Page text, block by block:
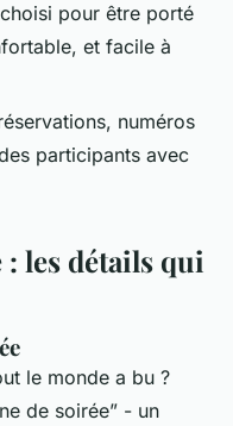
pour être porté
et facile à
numéros
participants avec
les détails qui
le monde a bu ?
de soirée” - un